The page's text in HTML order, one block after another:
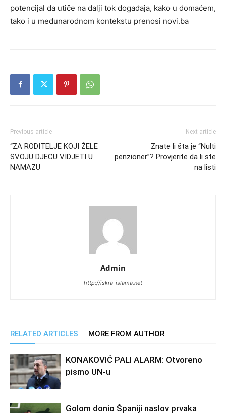
potencijal da utiče na dalji tok događaja, kako u domaćem,
tako i u međunarodnom kontekstu prenosi novi.ba
Previous article
“ZA RODITELJE KOJI ŽELE
SVOJU DJECU VIDJETI U
NAMAZU
Next article
Znate li šta je “Nulti
penzioner”? Provjerite da li ste
na listi
Admin
http://iskra-islama.net
RELATED ARTICLES MORE FROM AUTHOR
KONAKOVIĆ PALI ALARM: Otvoreno
pismo UN-u
Golom donio Španiji naslov prvaka